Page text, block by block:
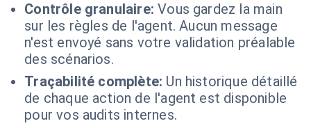
Contrôle granulaire: Vous gardez la main
sur les règles de l'agent. Aucun message
n'est envoyé sans votre validation préalable
des scénarios.
Traçabilité complète: Un historique détaillé
de chaque action de l'agent est disponible
pour vos audits internes.